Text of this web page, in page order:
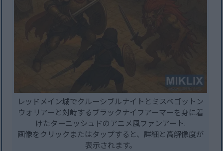
レッドメイン城でクルーシブルナイトとミスベゴットン
ウォリアーと対峙するブラックナイフアーマーを身に着
けたターニッシュドのアニメ風ファンアート.
画像をクリックまたはタップすると、詳細と高解像度が
表示されます。